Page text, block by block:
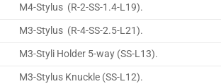
M4-Stylus (R-2-SS-1.4-L19).
M3-Stylus (R-4-SS-2.5-L21).
M3-Styli Holder 5-way (SS-L13).
M3-Stylus Knuckle (SS-L12).